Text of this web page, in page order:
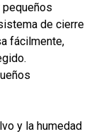
pequeños
de cierre
fácilmente,
y la humedad